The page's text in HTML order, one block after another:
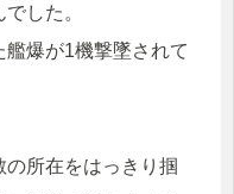
した。
爆が1機撃墜されて
所在をはっきり掴